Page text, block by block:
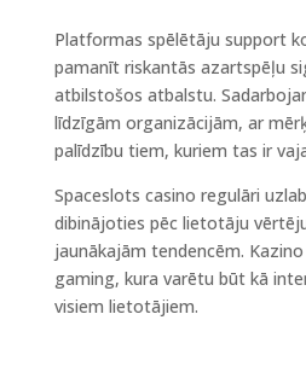
Platformas spēlētāju support
pamanīt riskantās azartspēļu
atbilstošos atbalstu.
līdzīgām organizācijām, ar
palīdzību tiem, kuriem tas ir
Spaceslots casino regulāri
dibinājoties pēc lietotāju
jaunākajām tendencēm.
gaming, kura varētu būt kā
visiem lietotājiem.